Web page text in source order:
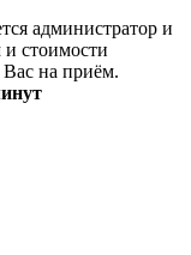
администратор и
и стоимости
Вас на приём.